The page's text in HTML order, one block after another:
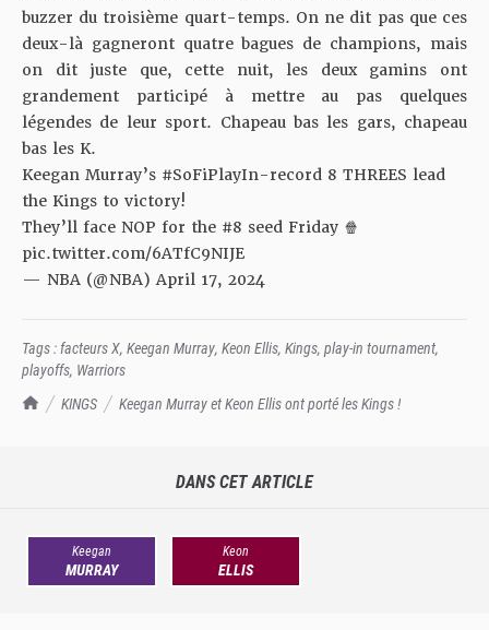
TrashTalk Actu NBA
KINGS Keegan Murray et Keon Ellis ont porté les Kings !
buzzer du troisième quart-temps. On ne dit pas que ces
deux-là gagneront quatre bagues de champions, mais
on dit juste que, cette nuit, les deux gamins ont
grandement participé à mettre au pas quelques
légendes de leur sport. Chapeau bas les gars, chapeau
bas les K.
Keegan Murray’s #SoFiPlayIn-record 8 THREES lead
the Kings to victory!
They’ll face NOP for the #8 seed Friday 🍿
pic.twitter.com/6ATfC9NIJE
— NBA (@NBA)April 17, 2024
Tags : facteurs X, Keegan Murray, Keon Ellis, Kings, play-in tournament,
playoffs, Warriors
DANS CET ARTICLE
Keegan
MURRAY
Keon
ELLIS